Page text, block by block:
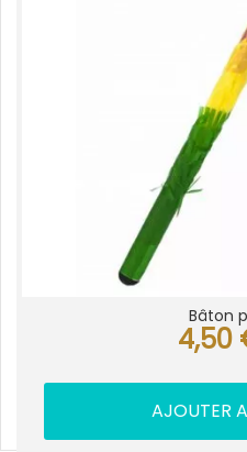
Bâton
4,50
AJOUTER